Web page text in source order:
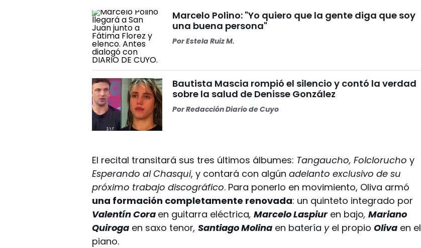
Marcelo Polino: "Yo quiero que la gente diga que soy
una buena persona"
PorEstela Ruiz M.
Bautista Mascia rompió el silencio y contó la verdad
sobre la salud de Denisse González
PorRedacción Diario de Cuyo
El recital transitará sus tres últimos álbumes: Tangaucho, Folcloruchoy
Esperando al Chasqui, y contará con algúnadelanto exclusivo de su
próximo trabajo discográfico. Para ponerlo en movimiento, Oliva armó
una formación completamente renovada: un quinteto integrado por
Valentín Cora en guitarra eléctrica,Marcelo Laspiuren bajo,Mariano
Quiroga en saxo tenor,Santiago Molina en batería y el propio Oliva en el
piano.